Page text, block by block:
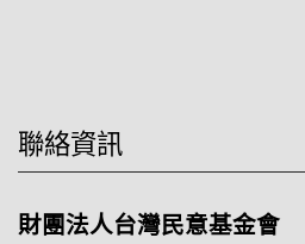
聯絡資訊
財團法人台灣民意基金會